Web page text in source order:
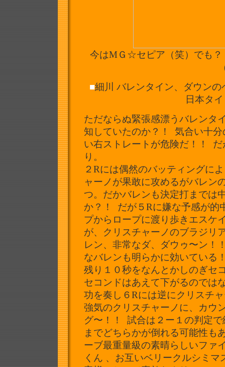
今はMＧ☆セピア（笑）でも
■細川 バレンタイン、ダウン
日本タ
ただならぬ緊張感漂うバレンタ
知していたのか？！ 気合い十
い右ストレートが危険だ！！
り。
２Rには偶然のバッティングに
ャーノが果敢に攻めるがバレン
つ。 だかバレンも決定打までは
か？！ だが５Rに嫌な予感が
プからロープに渡り歩きエスケ
が、クリスチャーノのブラジリ
レン、非常なダ、ダウゥ〜ン！
なバレンも明らかに効いている
残り１０秒をなんとかしのぎセ
セコンドはあえて下がるのでは
功を奏し６Rには逆にクリスチ
強気のクリスチャーノに、 カウ
グ〜！！ 試合は２ー１の判定
までどちらかが倒れる可能性も
ーブ最重量級の素晴らしいファ
くん 、お互いベリークルシミマ